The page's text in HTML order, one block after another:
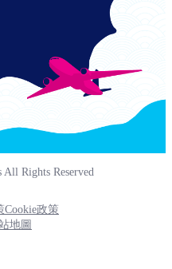
Rights Reserved
Cookie政策
地圖